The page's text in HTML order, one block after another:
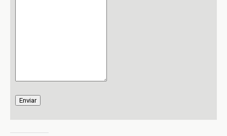
Enviar